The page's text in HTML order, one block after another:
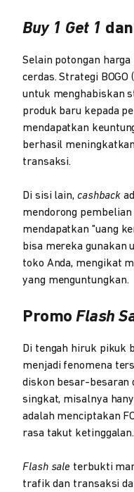
Buy 1 Get 1
Selain potongan
cerdas. Strategi BOGO (
untuk menghabiskan
produk baru kepada
mendapatkan
berhasil
transaksi.
Di sisi lain, cashback
mendorong
mendapatkan "uang
bisa mereka gunakan
toko Anda, mengikat
yang menguntungkan.
Promo Flash
Di tengah hiruk pikuk
menjadi fenomena
diskon besar-besaran
singkat, misalnya
adalah menciptakan
rasa takut ketinggalan.
Flash sale terbukti
trafik dan transaksi